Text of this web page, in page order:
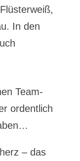
In den
Team-
ordentlich
– das